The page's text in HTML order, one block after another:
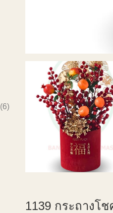
1139 กระถางโ
(6)